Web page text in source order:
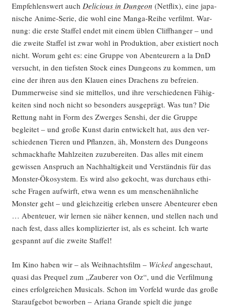
Emp­feh­lens­wert auch Deli­cious in Dun­ge­on (Net­flix), eine japa­
ni­sche Ani­me-Serie, die wohl eine Man­ga-Rei­he ver­filmt. War­
nung: die ers­te Staf­fel endet mit einem üblen Cliff­han­ger – und
die zwei­te Staf­fel ist zwar wohl in Pro­duk­ti­on, aber exis­tiert noch
nicht. Wor­um geht es: eine Grup­pe von Aben­teu­rern a la DnD
ver­sucht, in den tiefs­ten Stock eines Dun­ge­ons zu kom­men, um
eine der ihren aus den Klau­en eines Dra­chens zu befrei­en.
Dum­mer­wei­se sind sie mit­tel­los, und ihre ver­schie­de­nen Fähig­
kei­ten sind noch nicht so beson­ders aus­ge­prägt. Was tun? Die
Ret­tung naht in Form des Zwer­ges Sen­shi, der die Grup­pe
beglei­tet – und gro­ße Kunst dar­in ent­wi­ckelt hat, aus den ver­
schie­de­nen Tie­ren und Pflan­zen, äh, Mons­tern des Dun­ge­ons
schmack­haf­te Mahl­zei­ten zuzu­be­rei­ten. Das alles mit einem
gewis­sen Anspruch an Nach­hal­tig­keit und Ver­ständ­nis für das
Mons­ter-Öko­sys­tem. Es wird also gekocht, was durch­aus ethi­
sche Fra­gen auf­wirft, etwa wenn es um men­schen­ähn­li­che
Mons­ter geht – und gleich­zei­tig erle­ben unse­re Aben­teu­rer eben
… Aben­teu­er, wir ler­nen sie näher ken­nen, und stel­len nach und
nach fest, dass alles kom­pli­zier­ter ist, als es scheint. Ich war­te
gespannt auf die zwei­te Staffel!
Im Kino haben wir – als Weih­nachts­film – Wickedange­schaut,
qua­si das Pre­quel zum „Zau­be­rer von Oz“, und die Ver­fil­mung
eines erfolg­rei­chen Musi­cals. Schon im Vor­feld wur­de das gro­ße
Star­auf­ge­bot bewor­ben – Aria­na Gran­de spielt die jun­ge